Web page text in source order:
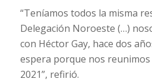
“Teníamos todos la misma
Delegación Noroeste (…)
con Héctor Gay, hace dos
espera porque nos reunimos
2021”, refirió.